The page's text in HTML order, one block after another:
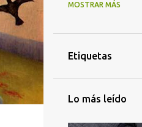
+
2025
noviembre 2025
2023
MOSTRAR MÁS
Etiquetas
Lo más leído